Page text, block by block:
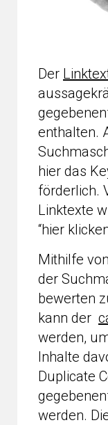
Der
enthalten.
hier das
förderlich.
Linktexte
“hier
Mithilfe
der
bewerten
kann der
werden,
Inhalte
Duplicate
werden.